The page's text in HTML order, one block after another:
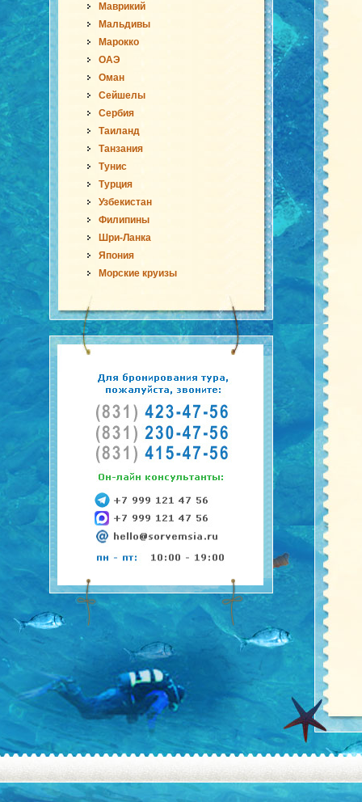
Маврикий
Мальдивы
Марокко
ОАЭ
Оман
Сейшелы
Сербия
Таиланд
Танзания
Тунис
Турция
Узбекистан
Филипины
Шри-Ланка
Япония
Морские круизы